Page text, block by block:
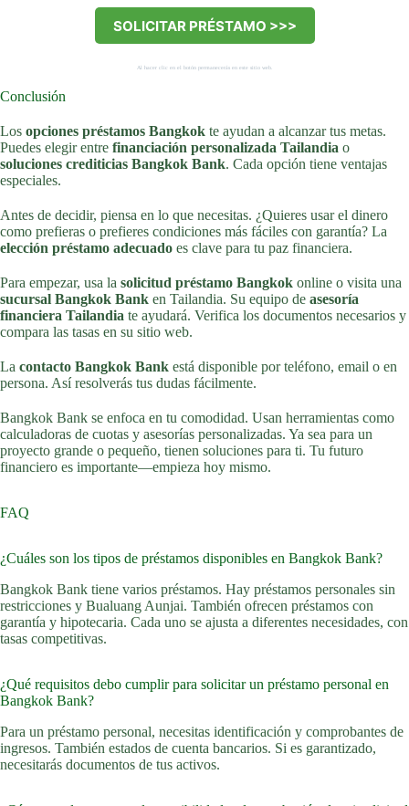
SOLICITAR PRÉSTAMO >>>
Al hacer clic en el botón permanecerás en este sitio web.
Conclusión
Los opciones préstamos Bangkok te ayudan a alcanzar tus metas.
Puedes elegir entre financiación personalizada Tailandia o
soluciones crediticias Bangkok Bank. Cada opción tiene ventajas
especiales.
Antes de decidir, piensa en lo que necesitas. ¿Quieres usar el dinero
como prefieras o prefieres condiciones más fáciles con garantía? La
elección préstamo adecuado es clave para tu paz financiera.
Para empezar, usa la solicitud préstamo Bangkok online o visita una
sucursal Bangkok Bank en Tailandia. Su equipo de asesoría
financiera Tailandia te ayudará. Verifica los documentos necesarios y
compara las tasas en su sitio web.
La contacto Bangkok Bank está disponible por teléfono, email o en
persona. Así resolverás tus dudas fácilmente.
Bangkok Bank se enfoca en tu comodidad. Usan herramientas como
calculadoras de cuotas y asesorías personalizadas. Ya sea para un
proyecto grande o pequeño, tienen soluciones para ti. Tu futuro
financiero es importante—empieza hoy mismo.
FAQ
¿Cuáles son los tipos de préstamos disponibles en Bangkok Bank?
Bangkok Bank tiene varios préstamos. Hay préstamos personales sin
restricciones y Bualuang Aunjai. También ofrecen préstamos con
garantía y hipotecaria. Cada uno se ajusta a diferentes necesidades, con
tasas competitivas.
¿Qué requisitos debo cumplir para solicitar un préstamo personal en
Bangkok Bank?
Para un préstamo personal, necesitas identificación y comprobantes de
ingresos. También estados de cuenta bancarios. Si es garantizado,
necesitarás documentos de tus activos.